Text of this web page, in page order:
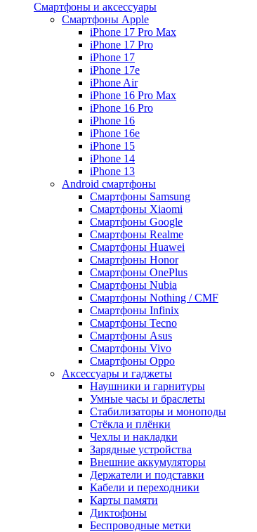
Смартфоны и аксессуары
Смартфоны Apple
iPhone 17 Pro Max
iPhone 17 Pro
iPhone 17
iPhone 17e
iPhone Air
iPhone 16 Pro Max
iPhone 16 Pro
iPhone 16
iPhone 16e
iPhone 15
iPhone 14
iPhone 13
Android cмартфоны
Смартфоны Samsung
Смартфоны Xiaomi
Смартфоны Google
Смартфоны Realme
Смартфоны Huawei
Смартфоны Honor
Смартфоны OnePlus
Смартфоны Nubia
Смартфоны Nothing / CMF
Смартфоны Infinix
Смартфоны Tecno
Смартфоны Asus
Смартфоны Vivo
Смартфоны Oppo
Аксессуары и гаджеты
Наушники и гарнитуры
Умные часы и браслеты
Стабилизаторы и моноподы
Стёкла и плёнки
Чехлы и накладки
Зарядные устройства
Внешние аккумуляторы
Держатели и подставки
Кабели и переходники
Карты памяти
Диктофоны
Беспроводные метки